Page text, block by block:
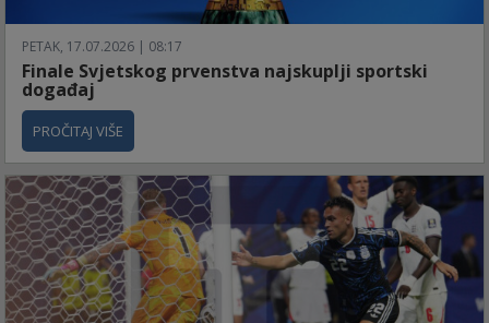
PETAK, 17.07.2026 | 08:17
Finale Svjetskog prvenstva najskuplji sportski
događaj
PROČITAJ VIŠE